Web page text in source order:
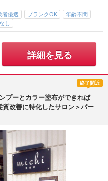
者優遇 ブランクOK
年齢不問
し
詳細を見る
終了間近
プーとカラー塗布ができれば
改善に特化したサロン＞パー